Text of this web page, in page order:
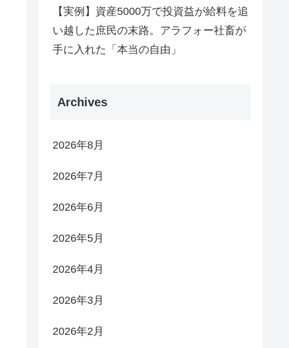
【実例】資産5000万で投資益が給料を追
い越した庶民の末路。アラフォー社畜が
手に入れた「本当の自由」
Archives
2026年8月
2026年7月
2026年6月
2026年5月
2026年4月
2026年3月
2026年2月